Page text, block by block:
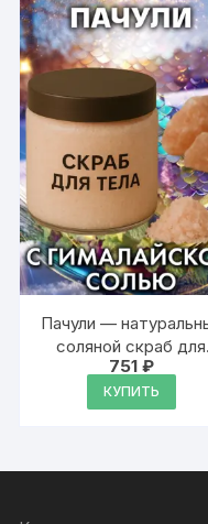
Пачули —
соляной скраб для
тела, 600 г
751 ₽
КУПИТЬ